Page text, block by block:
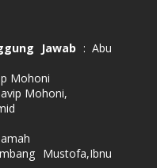
Jawab : Abu
Mohoni
Mohoni,
Mustofa,Ibnu